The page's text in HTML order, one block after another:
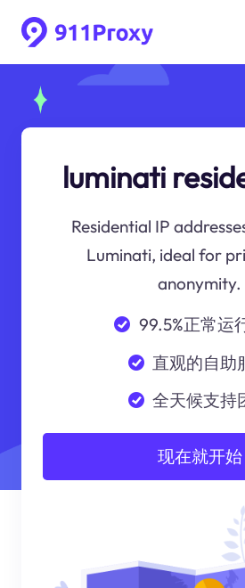
luminati
Residential IP
Luminati, ideal for
anonymity.
99.5%正常运
直观的自助
全天候支持
现在就开始